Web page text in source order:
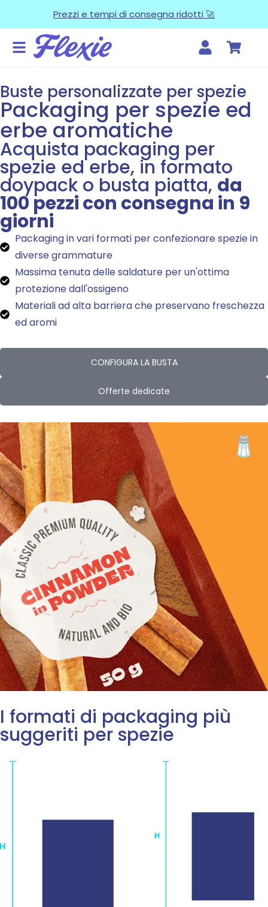
Prezzi e tempi di consegna ridotti 🚀
Buste personalizzate per spezie
Packaging per spezie ed
erbe aromatiche
Acquista packaging per
spezie ed erbe, in formato
doypack o busta piatta, da
100 pezzi con consegna in 9
giorni
Packaging in vari formati per confezionare spezie in
diverse grammature
Massima tenuta delle saldature per un'ottima
protezione dall'ossigeno
Materiali ad alta barriera che preservano freschezza
ed aromi
CONFIGURA LA BUSTA
Offerte dedicate
I formati di packaging più
suggeriti per spezie